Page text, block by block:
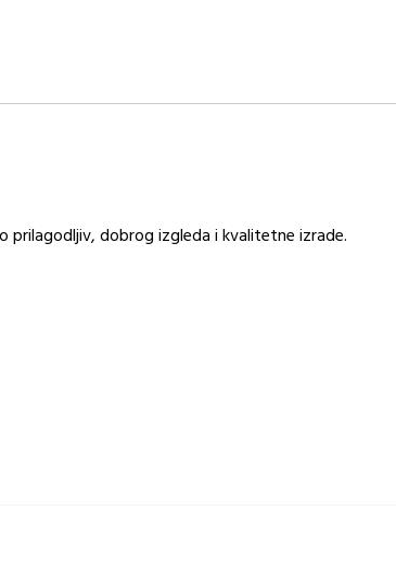
prilagodljiv, dobrog izgleda i kvalitetne izrade.